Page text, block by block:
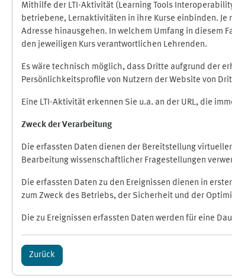
Mithilfe der LTI-Aktivität (Learning Tools
betriebene, Lernaktivitäten in ihre Kurse einbinden.
Adresse hinausgehen. In welchem Umfang in diesem
den jeweiligen Kurs verantwortlichen Lehrenden.
Es wäre technisch möglich, dass Dritte aufgrund der
Persönlichkeitsprofile von Nutzern der Website von
Eine LTI-Aktivität erkennen Sie u.a. an der URL, die
Zweck der Verarbeitung
Die erfassten Daten dienen der Bereitstellung
Bearbeitung wissenschaftlicher Fragestellungen
Die erfassten Daten zu den Ereignissen dienen in
zum Zweck des Betriebs, der Sicherheit und der
Die zu Ereignissen erfassten Daten werden für eine
Zurück